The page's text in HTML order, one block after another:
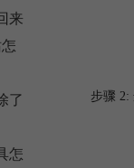
来
了
怎
步骤 2: